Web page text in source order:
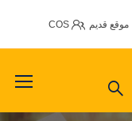
موقع قديم COS